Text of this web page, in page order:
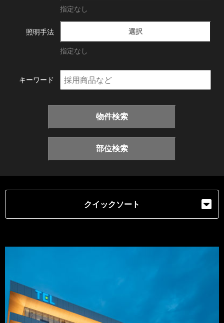
指定なし
照明手法 選択
指定なし
キーワード
物件検索
部位検索
クイックソート